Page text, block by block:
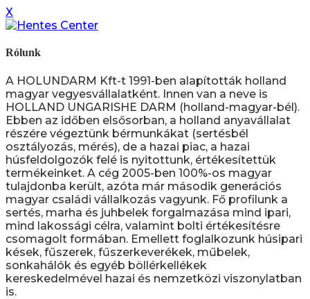
X
Rólunk
A HOLUNDARM Kft-t 1991-ben alapították holland
magyar vegyesvállalatként. Innen van a neve is
HOLLAND UNGARISHE DARM (holland-magyar-bél).
Ebben az időben elsősorban, a holland anyavállalat
részére végeztünk bérmunkákat (sertésbél
osztályozás, mérés), de a hazai piac, a hazai
húsfeldolgozók felé is nyitottunk, értékesítettük
termékeinket. A cég 2005-ben 100%-os magyar
tulajdonba került, azóta már második generációs
magyar családi vállalkozás vagyunk. Fő profilunk a
sertés, marha és juhbelek forgalmazása mind ipari,
mind lakossági célra, valamint bolti értékesítésre
csomagolt formában. Emellett foglalkozunk húsipari
kések, fűszerek, fűszerkeverékek, műbelek,
sonkahálók és egyéb böllérkellékek
kereskedelmével hazai és nemzetközi viszonylatban
is.